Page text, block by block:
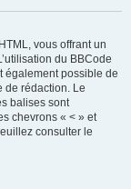
vous offrant un
du BBCode
également possible de
de rédaction. Le
balises sont
chevrons « < » et
consulter le